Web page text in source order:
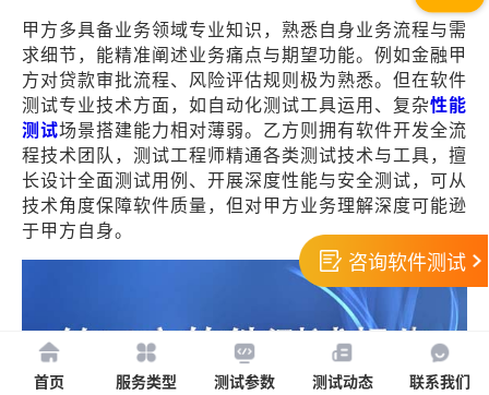
甲方多具备业务领域专业知识，熟悉自身业务流程与需
求细节，能精准阐述业务痛点与期望功能。例如金融甲
方对贷款审批流程、风险评估规则极为熟悉。但在软件
测试专业技术方面，如自动化测试工具运用、复杂性能
测试场景搭建能力相对薄弱。乙方则拥有软件开发全流
程技术团队，测试工程师精通各类测试技术与工具，擅
长设计全面测试用例、开展深度性能与安全测试，可从
技术角度保障软件质量，但对甲方业务理解深度可能逊
于甲方自身。
咨询软件测试
首页 服务类型 测试参数 测试动态 联系我们